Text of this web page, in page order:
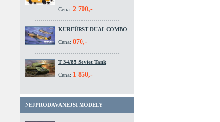
Cena: 2 700,-
KURFÜRST DUAL COMBO
Cena: 870,-
T 34/85 Soviet Tank
Cena: 1 850,-
NEJPRODÁVANĚJŠÍ MODELY